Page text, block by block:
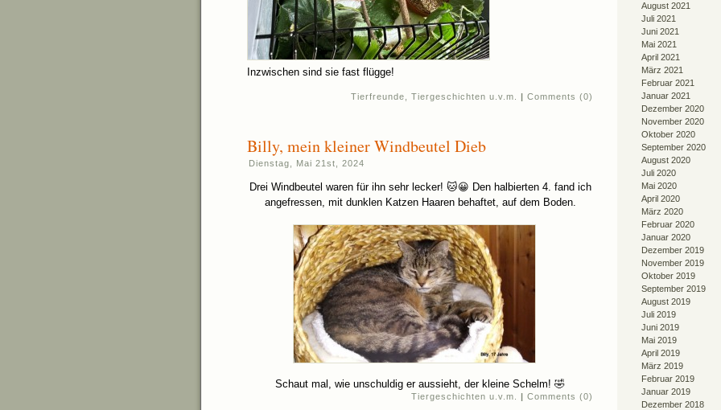
Inzwischen sind sie fast flügge!
Tierfreunde ,Tiergeschichten u.v.m. | Comments (0)
Billy, mein kleiner Windbeutel Dieb
Dienstag, Mai 21st, 2024
Drei Windbeutel waren für ihn sehr lecker! 🐱😀 Den halbierten 4. fand ich
angefressen, mit dunklen Katzen Haaren behaftet, auf dem Boden.
Schaut mal, wie unschuldig er aussieht, der kleine Schelm! 🤣
Tiergeschichten u.v.m. | Comments (0)
August 2021
Juli 2021
Juni 2021
Mai 2021
April 2021
März 2021
Februar 2021
Januar 2021
Dezember 2020
November 2020
Oktober 2020
September 2020
August 2020
Juli 2020
Mai 2020
April 2020
März 2020
Februar 2020
Januar 2020
Dezember 2019
November 2019
Oktober 2019
September 2019
August 2019
Juli 2019
Juni 2019
Mai 2019
April 2019
März 2019
Februar 2019
Januar 2019
Dezember 2018